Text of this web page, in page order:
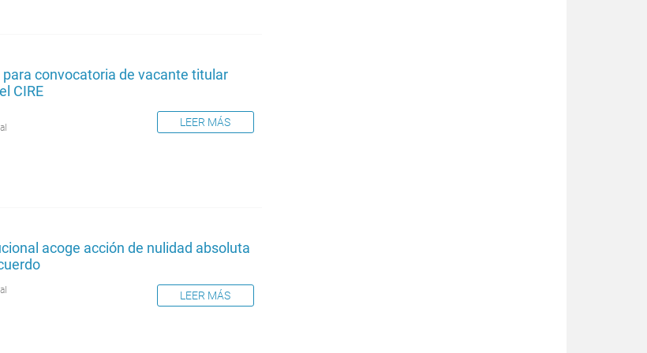
para convocatoria de vacante titular
CIRE
LEER MÁS
acoge acción de nulidad absoluta
LEER MÁS